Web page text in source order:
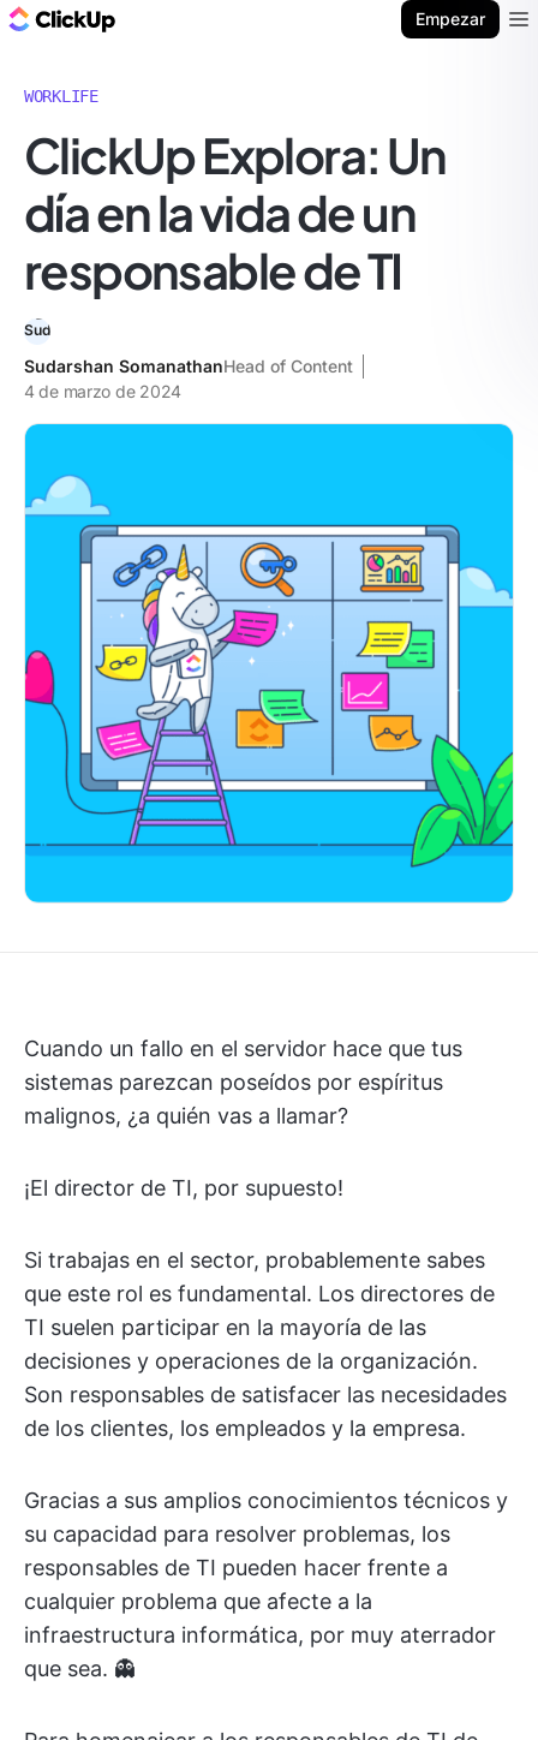
Empezar
WORKLIFE
ClickUp Explora: Un
día en la vida de un
responsable de TI
Sudarshan SomanathanHead of Content
4 de marzo de 2024
Cuando un fallo en el servidor hace que tus
sistemas parezcan poseídos por espíritus
malignos, ¿a quién vas a llamar?
¡El director de TI, por supuesto!
Si trabajas en el sector, probablemente sabes
que este rol es fundamental. Los directores de
TI suelen participar en la mayoría de las
decisiones y operaciones de la organización.
Son responsables de satisfacer las necesidades
de los clientes, los empleados y la empresa.
Gracias a sus amplios conocimientos técnicos y
su capacidad para resolver problemas, los
responsables de TI pueden hacer frente a
cualquier problema que afecte a la
infraestructura informática, por muy aterrador
que sea. 👻